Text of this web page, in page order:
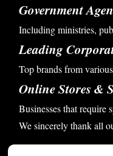
Government
Including ministries,
Leading
Top brands from
Online Stores &
Businesses that require
We sincerely thank all